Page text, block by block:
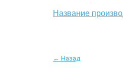
Название
← Назад